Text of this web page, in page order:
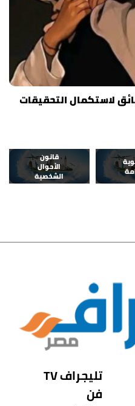
لاستكمال التحقيقات
قانون
الأحوال
الشخصية
تليجراف TV
فن